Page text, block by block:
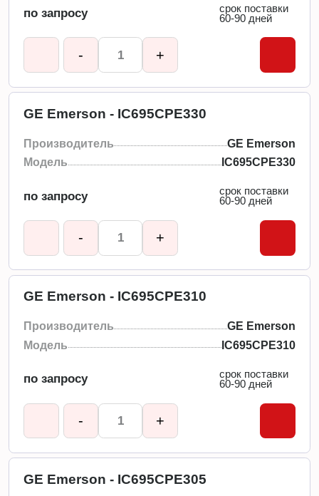
по запросу
срок поставки
60-90 дней
- +
GE Emerson - IC695CPE330
Производитель
GE Emerson
Модель
IC695CPE330
по запросу
срок поставки
60-90 дней
- +
GE Emerson - IC695CPE310
Производитель
GE Emerson
Модель
IC695CPE310
по запросу
срок поставки
60-90 дней
- +
GE Emerson - IC695CPE305